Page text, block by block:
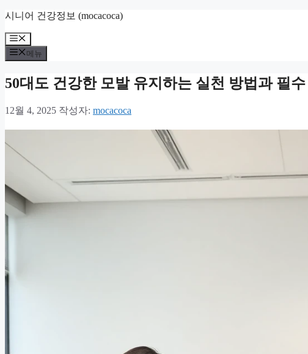
컨
츠
로
너
기
시니어 건강정보 (mocacoca)
메
뉴
메뉴
50대도 건강한 모발 유지하는 실천 방법과 필
12월 4, 2025 작성자: mocacoca